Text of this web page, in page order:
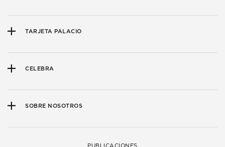
TARJETA PALACIO
CELEBRA
SOBRE NOSOTROS
PUBLICACIONES